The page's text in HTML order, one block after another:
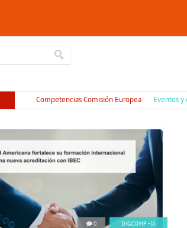
Competencias Comisión Europea Eventos y
0 DIGCOMP -IA